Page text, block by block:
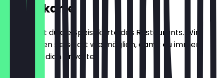
Speisekarte
Hier findest du die Speisekarte des Restaurants. Wir
aktualisieren sie so oft wie möglich, damit du immer
weißt, was dich erwartet.